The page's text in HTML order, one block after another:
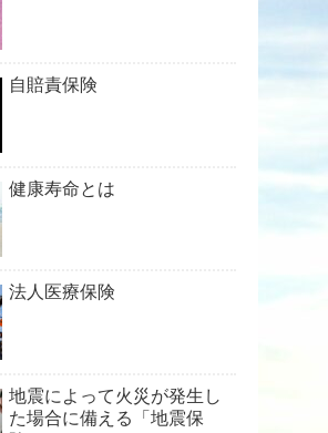
自賠責保険
健康寿命とは
法人医療保険
地震によって火災が発生し
た場合に備える「地震保